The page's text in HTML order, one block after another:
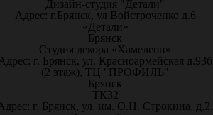
Дизайн-студия "Детали"
Адрес: г.Брянск, ул Войстроченко д.6
«Детали»
Брянск
Студия декора «Хамелеон»
г. Брянск, ул. Красноармейская д.93б
(2 этаж), ТЦ "ПРОФИЛЬ"
Брянск
ТК32
г. Брянск, ул. им. О.Н. Строкина, д.2.